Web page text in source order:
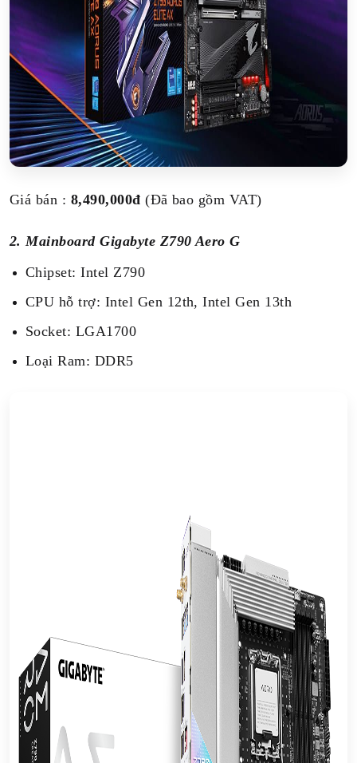
Giá bán : 8,490,000đ(Đã bao gồm VAT)
2. Mainboard Gigabyte Z790 Aero G
Chipset: Intel Z790
CPU hỗ trợ: Intel Gen 12th, Intel Gen 13th
Socket: LGA1700
Loại Ram: DDR5